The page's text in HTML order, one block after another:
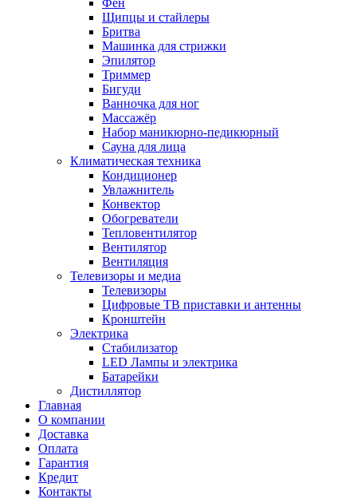
Фен
Щипцы и стайлеры
Бритва
Машинка для стрижки
Эпилятор
Триммер
Бигуди
Ванночка для ног
Массажёр
Набор маникюрно-педикюрный
Сауна для лица
Климатическая техника
Кондиционер
Увлажнитель
Конвектор
Обогреватели
Тепловентилятор
Вентилятор
Вентиляция
Телевизоры и медиа
Телевизоры
Цифровые ТВ приставки и антенны
Кронштейн
Электрика
Стабилизатор
LED Лампы и электрика
Батарейки
Дистиллятор
Главная
О компании
Доставка
Оплата
Гарантия
Кредит
Контакты